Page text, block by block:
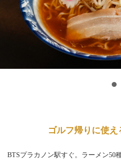
ゴルフ帰りに使
BTSプラカノン駅すぐ。ラーメン50